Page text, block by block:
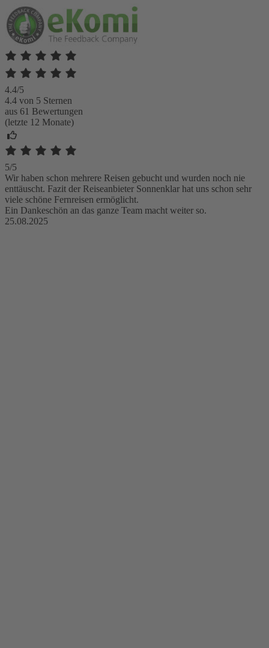
4.4/5
4.4 von 5 Sternen
aus 61 Bewertungen
(letzte 12 Monate)
5/5
Wir haben schon mehrere Reisen gebucht und wurden noch nie
enttäuscht. Fazit der Reiseanbieter Sonnenklar hat uns schon sehr
viele schöne Fernreisen ermöglicht.
Ein Dankeschön an das ganze Team macht weiter so.
25.08.2025